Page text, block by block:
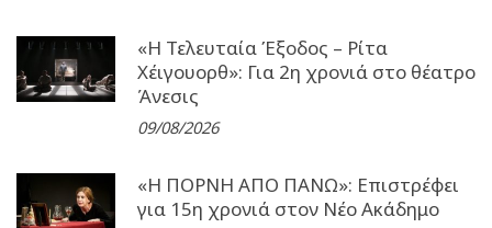
«Η Τελευταία Έξοδος – Ρίτα
Χέιγουορθ»: Για 2η χρονιά στο θέατρο
Άνεσις
09/08/2026
«Η ΠΟΡΝΗ ΑΠΟ ΠΑΝΩ»: Επιστρέφει
για 15η χρονιά στον Νέο Ακάδημο